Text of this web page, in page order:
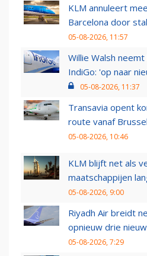
KLM annuleert
Barcelona door
05-08-2026, 11:57
Willie Walsh
IndiGo: 'op naar
05-08-2026, 11:37
Transavia opent
route vanaf
05-08-2026, 10:46
KLM blijft net als
maatschappijen
05-08-2026, 9:00
Riyadh Air breidt
opnieuw drie
05-08-2026, 7:29